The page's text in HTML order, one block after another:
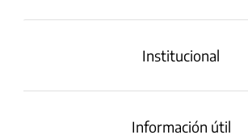
Institucional
Información útil